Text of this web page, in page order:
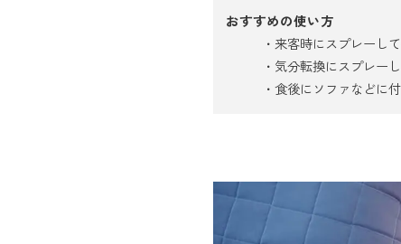
おすすめの使い方
来客時にスプレーし
気分転換にスプレー
食後にソファなどに